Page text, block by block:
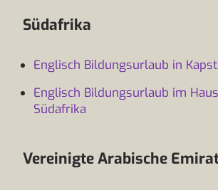
Südafrika
Englisch Bildungsurlaub in
Englisch Bildungsurlaub im
Südafrika
Vereinigte Arabische